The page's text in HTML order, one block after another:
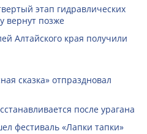
этап гидравлических
вернут позже
Алтайского края получили
сказка» отпраздновал
после урагана
фестиваль «Лапки тапки»